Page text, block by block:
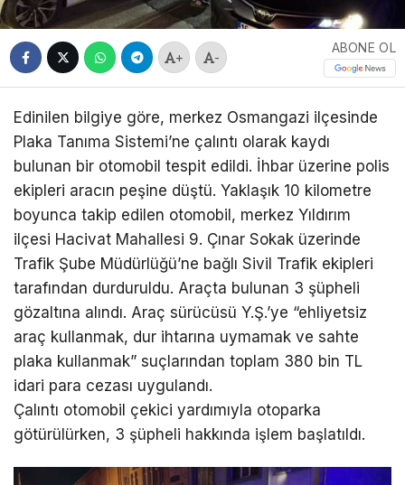
+ -
ABONE OL
Edinilen bilgiye göre, merkez Osmangazi ilçesinde
Plaka Tanıma Sistemi’ne çalıntı olarak kaydı
bulunan bir otomobil tespit edildi. İhbar üzerine polis
ekipleri aracın peşine düştü. Yaklaşık 10 kilometre
boyunca takip edilen otomobil, merkez Yıldırım
ilçesi Hacivat Mahallesi 9. Çınar Sokak üzerinde
Trafik Şube Müdürlüğü’ne bağlı Sivil Trafik ekipleri
tarafından durduruldu. Araçta bulunan 3 şüpheli
gözaltına alındı. Araç sürücüsü Y.Ş.’ye “ehliyetsiz
araç kullanmak, dur ihtarına uymamak ve sahte
plaka kullanmak” suçlarından toplam 380 bin TL
idari para cezası uygulandı.
Çalıntı otomobil çekici yardımıyla otoparka
götürülürken, 3 şüpheli hakkında işlem başlatıldı.